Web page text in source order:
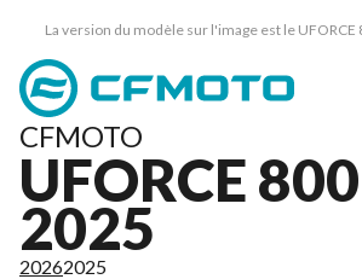
La version du modèle sur l'image est le
CFMOTO
UFORCE
2025
20262025